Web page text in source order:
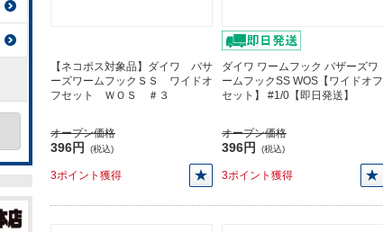
【ネコポス対象品】ダイワ バサ
ーズワームフックＳＳ ワイドオ
フセット ＷＯＳ ＃３
オープン価格
396円 (税込)
3ポイント獲得
ダイワ ワームフック バザーズワ
ームフックSS WOS【ワイドオフ
セット】 #1/0【即日発送】
オープン価格
396円 (税込)
3ポイント獲得